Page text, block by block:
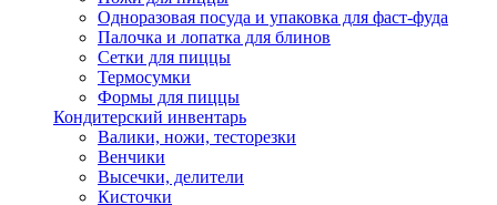
Одноразовая посуда и упаковка для фаст-фуда
Палочка и лопатка для блинов
Сетки для пиццы
Термосумки
Формы для пиццы
Кондитерский инвентарь
Валики, ножи, тесторезки
Венчики
Высечки, делители
Кисточки